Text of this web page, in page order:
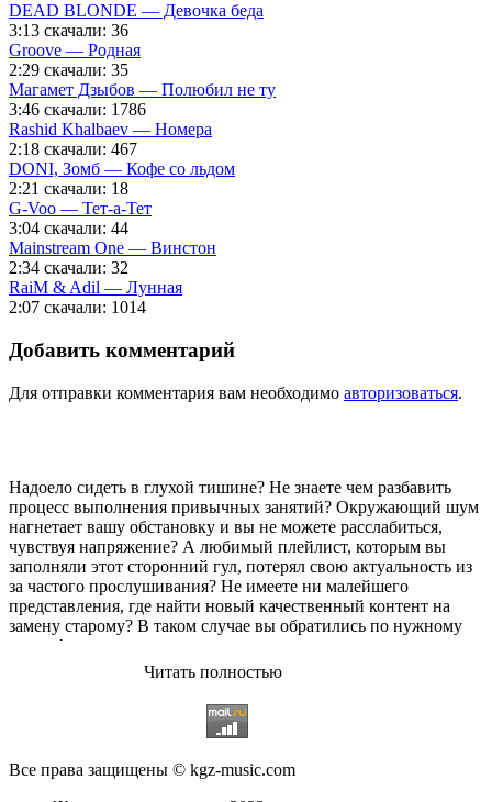
DEAD BLONDE — Девочка беда
3:13 скачали: 36
Groove — Родная
2:29 скачали: 35
Магамет Дзыбов — Полюбил не ту
3:46 скачали: 1786
Rashid Khalbaev — Номера
2:18 скачали: 467
DONI, Зомб — Кофе со льдом
2:21 скачали: 18
G-Voo — Тет-а-Тет
3:04 скачали: 44
Mainstream One — Винстон
2:34 скачали: 32
RaiM & Adil — Лунная
2:07 скачали: 1014
Добавить комментарий
Для отправки комментария вам необходимо авторизоваться.
Надоело сидеть в глухой тишине? Не знаете чем разбавить
процесс выполнения привычных занятий? Окружающий шум
нагнетает вашу обстановку и вы не можете расслабиться,
чувствуя напряжение? А любимый плейлист, которым вы
заполняли этот сторонний гул, потерял свою актуальность из
за частого прослушивания? Не имеете ни малейшего
представления, где найти новый качественный контент на
замену старому? В таком случае вы обратились по нужному
адресу!
Музыкальный портал KGZ Musicс большой радостью
приветствует своих старых и новых слушателей! Специально
для вас мы заготовили чудесную подборку самых лучших
песен всех времён во всех жанровых стилистиках. Огромное
количество старых и новых треков, самые востребованные и
популярные композиции отечественных и зарубежных
Читать полностью
Все права защищены © kgz-music.com